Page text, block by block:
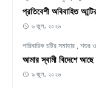
প্রতিবেশী অবিবাহিত
৬ জুল, ২০২৬
পারিবারিক চটির সমাহার ,শশুর
আমার স্বামী বিদেশে আছে
৯ জুল, ২০২৬